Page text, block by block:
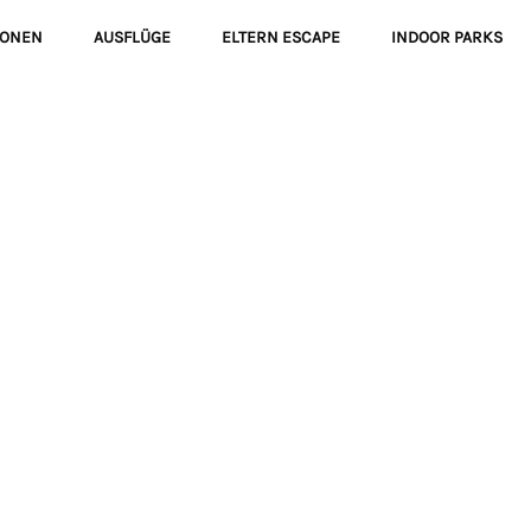
AUSFLÜGE ELTERN ESCAPE INDOOR PARKS